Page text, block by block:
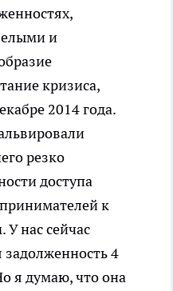
и
кризиса,
2014 года.
резко
доступа
к
У нас сейчас
4
я думаю, что она